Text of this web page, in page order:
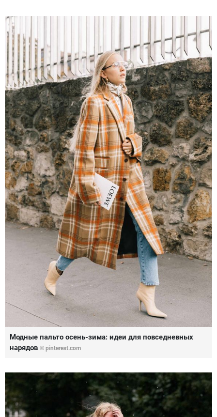
Модные пальто осень-зима: идеи для повседневных
нарядов © pinterest.com